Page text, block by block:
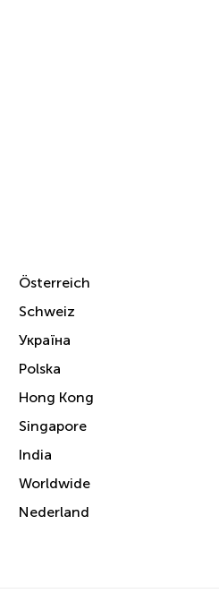
Österreich
Schweiz
Україна
Polska
Hong Kong
Singapore
India
Worldwide
Nederland